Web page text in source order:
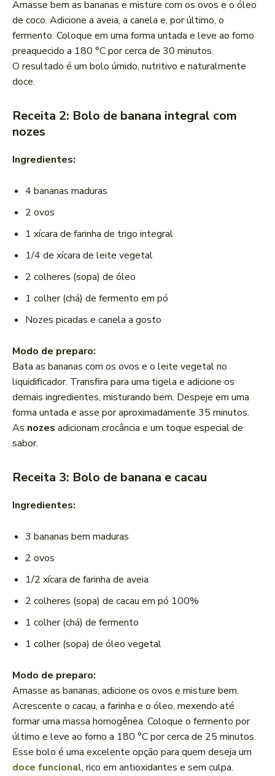
Amasse bem as bananas e misture com os ovos e o óleo
de coco. Adicione a aveia, a canela e, por último, o
fermento. Coloque em uma forma untada e leve ao forno
preaquecido a 180 °C por cerca de 30 minutos.
O resultado é um bolo úmido, nutritivo e naturalmente
doce.
Receita 2: Bolo de banana integral com
nozes
Ingredientes:
4 bananas maduras
2 ovos
1 xícara de farinha de trigo integral
1/4 de xícara de leite vegetal
2 colheres (sopa) de óleo
1 colher (chá) de fermento em pó
Nozes picadas e canela a gosto
Modo de preparo:
Bata as bananas com os ovos e o leite vegetal no
liquidificador. Transfira para uma tigela e adicione os
demais ingredientes, misturando bem. Despeje em uma
forma untada e asse por aproximadamente 35 minutos.
As nozes adicionam crocância e um toque especial de
sabor.
Receita 3: Bolo de banana e cacau
Ingredientes:
3 bananas bem maduras
2 ovos
1/2 xícara de farinha de aveia
2 colheres (sopa) de cacau em pó 100%
1 colher (chá) de fermento
1 colher (sopa) de óleo vegetal
Modo de preparo:
Amasse as bananas, adicione os ovos e misture bem.
Acrescente o cacau, a farinha e o óleo, mexendo até
formar uma massa homogênea. Coloque o fermento por
último e leve ao forno a 180 °C por cerca de 25 minutos.
Esse bolo é uma excelente opção para quem deseja um
doce funcional, rico em antioxidantes e sem culpa.